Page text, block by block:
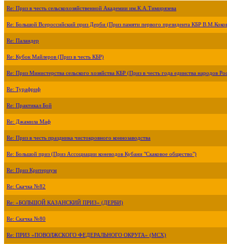
Re: Приз в честь сельскохозяйственной Академии им.К.А.Тимирязева
Re: Большой Всероссийский приз Дерби (Приз памяти первого президента КБР
Re: Паландер
Re: Кубок Майлеров (Приз в честь КБР)
Re: Приз Министерства сельского хозяйства КБР (Приз в честь года единства народов
Re: Турафриф
Re: Практикал Бой
Re: Джамила Маф
Re: Приз в честь праздника чистокровного коннозаводства
Re: Большой приз (Приз Ассоциации коневодов Кубани "Скаковое общество")
Re: Приз Критериум
Re: Скачка №82
Re: «БОЛЬШОЙ КАЗАНСКИЙ ПРИЗ» (ДЕРБИ)
Re: Скачка №80
Re: ПРИЗ «ПОВОЛЖСКОГО ФЕДЕРАЛЬНОГО ОКРУГА» (МСХ)